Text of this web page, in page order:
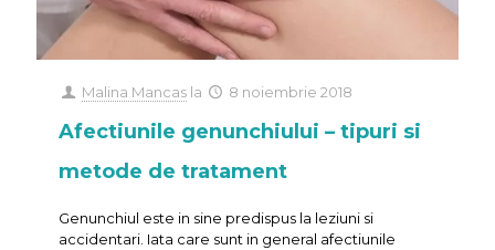
Malina Mancas la 8 noiembrie 2018
Afectiunile genunchiului – tipuri si
metode de tratament
Genunchiul este in sine predispus la leziuni si
accidentari. Iata care sunt in general afectiunile